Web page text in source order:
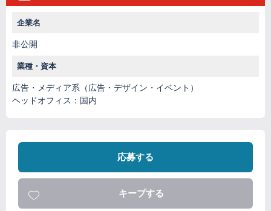
企業名
非公開
業種・資本
広告・メディア系（広告・デザイン・イベント）
ヘッドオフィス：国内
応募する
キープする